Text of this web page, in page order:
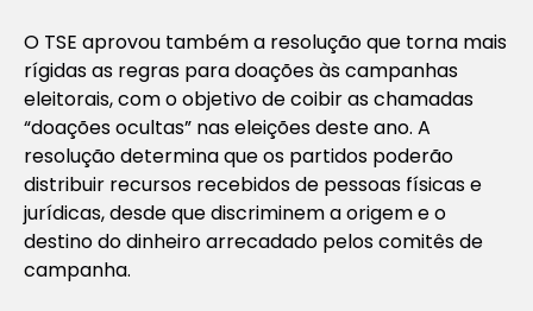
O TSE aprovou também a resolução que torna mais
rígidas as regras para doações às campanhas
eleitorais, com o objetivo de coibir as chamadas
“doações ocultas” nas eleições deste ano. A
resolução determina que os partidos poderão
distribuir recursos recebidos de pessoas físicas e
jurídicas, desde que discriminem a origem e o
destino do dinheiro arrecadado pelos comitês de
campanha.